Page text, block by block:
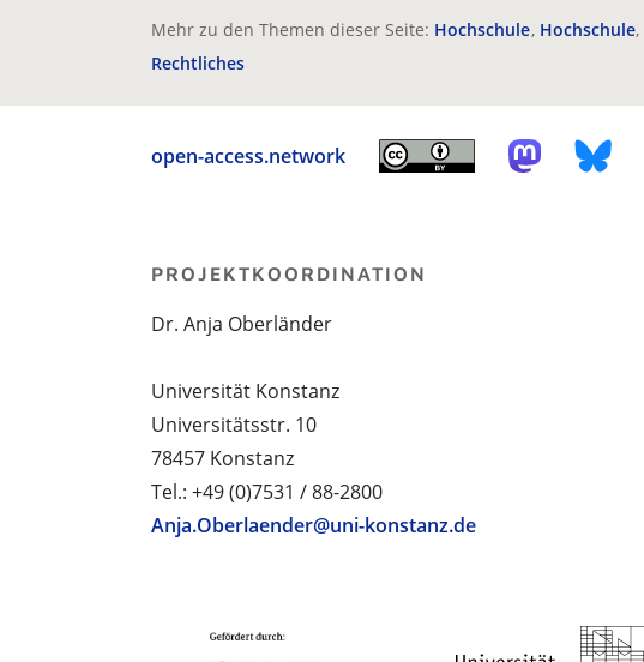
Mehr zu den Themen dieser Seite: Hochschule Hochschule
Rechtliches
open-access.network
PROJEKTKOORDINATION
Dr. Anja Oberländer
Universität Konstanz
Universitätsstr. 10
78457 Konstanz
Tel.: +49 (0)7531 / 88-2800
Anja.Oberlaender@uni-konstanz.de